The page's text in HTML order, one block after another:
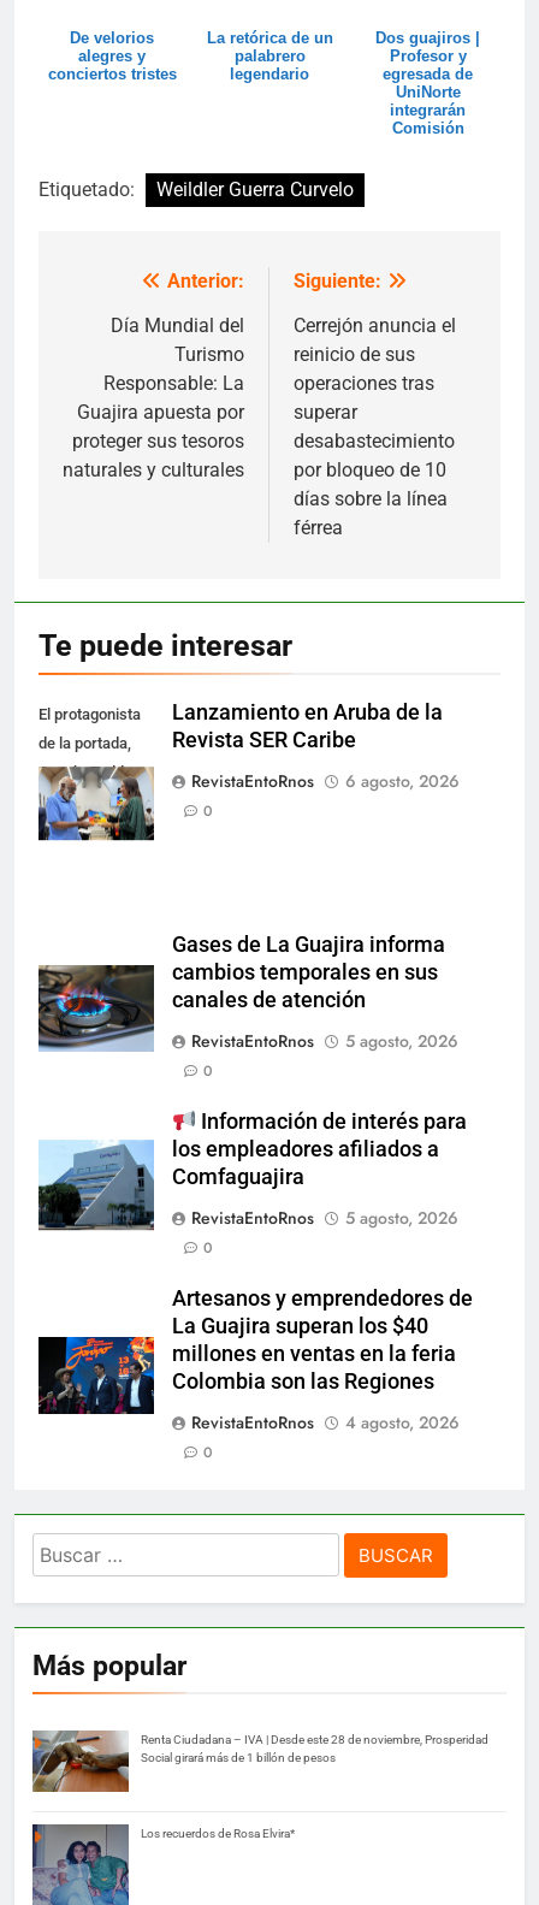
De velorios
alegres y
conciertos tristes
La retórica de un
palabrero
legendario
Dos guajiros |
Profesor y
egresada de
UniNorte
integrarán
Comisión
Etiquetado: Weildler Guerra Curvelo
Navegación
entradas
Anterior:
Día Mundial del
Turismo
Responsable: La
Guajira apuesta por
proteger sus tesoros
naturales y culturales
Siguiente:
Cerrejón anuncia el
reinicio de sus
operaciones tras
superar
desabastecimiento
por bloqueo de 10
días sobre la línea
férrea
Te puede interesar
El protagonista
de la portada,
Ramón Todd
Dandaré.
Lanzamiento en Aruba de la
Revista SER Caribe
RevistaEntoRnos
6 agosto, 2026
0
Gases de La Guajira informa
cambios temporales en sus
canales de atención
RevistaEntoRnos
5 agosto, 2026
0
Información de interés para
los empleadores afiliados a
Comfaguajira
RevistaEntoRnos
5 agosto, 2026
0
Artesanos y emprendedores de
La Guajira superan los $40
millones en ventas en la feria
Colombia son las Regiones
RevistaEntoRnos
4 agosto, 2026
0
Buscar:
Más popular
Renta Ciudadana – IVA | Desde este 28 de noviembre, Prosperidad
Social girará más de 1 billón de pesos
Los recuerdos de Rosa Elvira*